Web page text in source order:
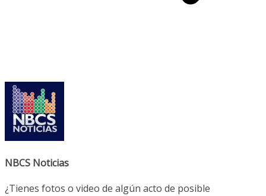
NBCS Noticias
¿Tienes fotos o video de algún acto de posible